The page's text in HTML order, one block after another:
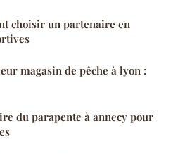
choisir un partenaire en
magasin de pêche à lyon :
du parapente à annecy pour